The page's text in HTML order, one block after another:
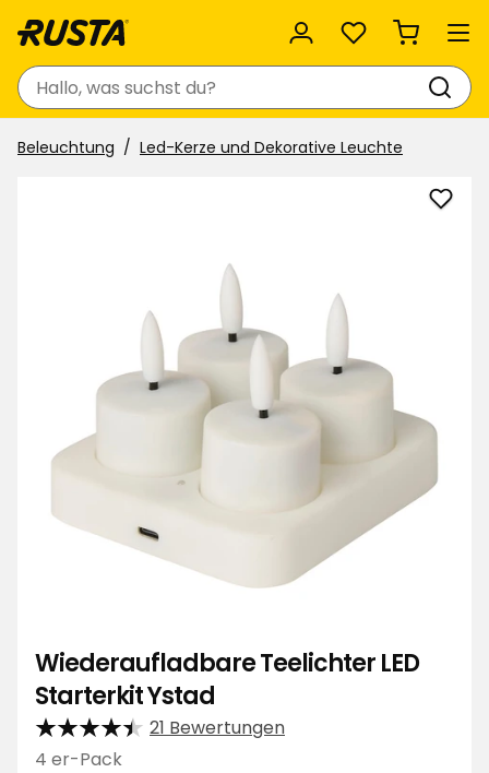
Favoriten
Suchen
Beleuchtung Led-Kerze und Dekorative Leuchte
Wiederaufladbare Teelichter LED
Starterkit Ystad
21 Bewertungen
4 er-Pack